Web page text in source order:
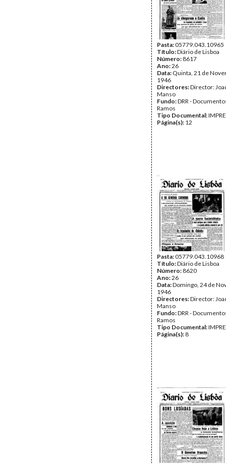
Pasta:05779.043.10965
Título:Diário de Lisboa
Número: 8617
Ano:26
Data: Quinta, 21 de
1946
Directores:Director:
Manso
Fundo:DRR -
Ramos
Tipo Documental:
Página(s): 12
Pasta:05779.043.10968
Título:Diário de Lisboa
Número: 8620
Ano:26
Data:Domingo, 24 de
1946
Directores:Director:
Manso
Fundo:DRR -
Ramos
Tipo Documental:
Página(s): 8